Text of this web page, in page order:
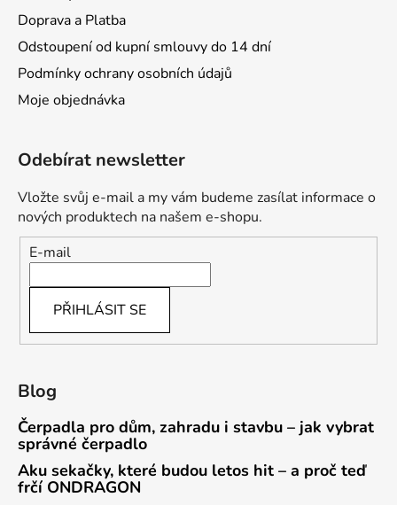
Doprava a Platba
Odstoupení od kupní smlouvy do 14 dní
Podmínky ochrany osobních údajů
Moje objednávka
Odebírat newsletter
Vložte svůj e-mail a my vám budeme zasílat informace o
nových produktech na našem e-shopu.
E-mail
PŘIHLÁSIT SE
Blog
Čerpadla pro dům, zahradu i stavbu – jak vybrat
správné čerpadlo
Aku sekačky, které budou letos hit – a proč teď
frčí ONDRAGON